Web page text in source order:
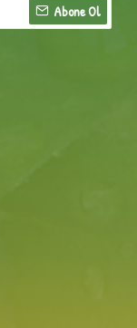
Abone Ol